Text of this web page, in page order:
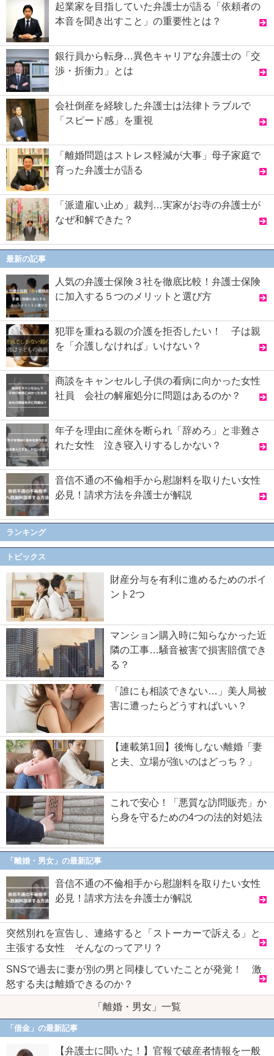
起業家を目指していた弁護士が語る「依頼者の
本音を聞き出すこと」の重要性とは？
銀行員から転身…異色キャリアな弁護士の「交
渉・折衝力」とは
会社倒産を経験した弁護士は法律トラブルで
「スピード感」を重視
「離婚問題はストレス軽減が大事」母子家庭で
育った弁護士が語る
「派遣雇い止め」裁判…実家がお寺の弁護士が
なぜ和解できた？
最新の記事
人気の弁護士保険３社を徹底比較！弁護士保険
に加入する５つのメリットと選び方
犯罪を重ねる親の介護を拒否したい！ 子は親
を「介護しなければ」いけない？
商談をキャンセルし子供の看病に向かった女性
社員 会社の解雇処分に問題はあるのか？
年子を理由に産休を断られ「辞めろ」と非難さ
れた女性 泣き寝入りするしかない？
音信不通の不倫相手から慰謝料を取りたい女性
必見！請求方法を弁護士が解説
ランキング
トピックス
財産分与を有利に進めるためのポイ
ント2つ
マンション購入時に知らなかった近
隣の工事…騒音被害で損害賠償でき
る？
「誰にも相談できない…」美人局被
害に遭ったらどうすればいい？
【連載第1回】後悔しない離婚「妻
と夫、立場が強いのはどっち？」
これで安心！「悪質な訪問販売」か
ら身を守るための4つの法的対処法
「離婚・男女」の最新記事
音信不通の不倫相手から慰謝料を取りたい女性
必見！請求方法を弁護士が解説
突然別れを宣告し、連絡すると「ストーカーで訴える」と
主張する女性 そんなのってアリ？
SNSで過去に妻が別の男と同棲していたことが発覚！ 激
怒する夫は離婚できるのか？
「離婚・男女」一覧
「借金」の最新記事
【弁護士に聞いた！】官報で破産者情報を一般